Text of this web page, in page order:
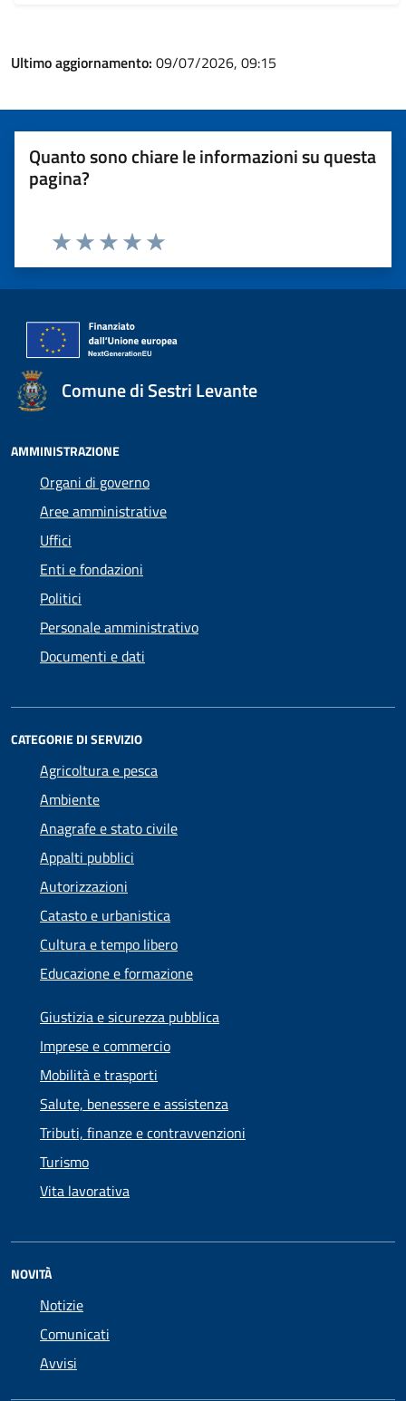
Ultimo aggiornamento: 09/07/2026, 09:15
Quanto sono chiare le informazioni su questa
pagina?
Valuta 5 stelle su 5
Valuta 4 stelle su 5
Valuta 3 stelle su 5
Valuta 2 stelle su 5
Valuta 1 stelle su 5
Comune di Sestri Levante
AMMINISTRAZIONE
Organi di governo
Aree amministrative
Uffici
Enti e fondazioni
Politici
Personale amministrativo
Documenti e dati
CATEGORIE DI SERVIZIO
Agricoltura e pesca
Ambiente
Anagrafe e stato civile
Appalti pubblici
Autorizzazioni
Catasto e urbanistica
Cultura e tempo libero
Educazione e formazione
Giustizia e sicurezza pubblica
Imprese e commercio
Mobilità e trasporti
Salute, benessere e assistenza
Tributi, finanze e contravvenzioni
Turismo
Vita lavorativa
NOVITÀ
Notizie
Comunicati
Avvisi